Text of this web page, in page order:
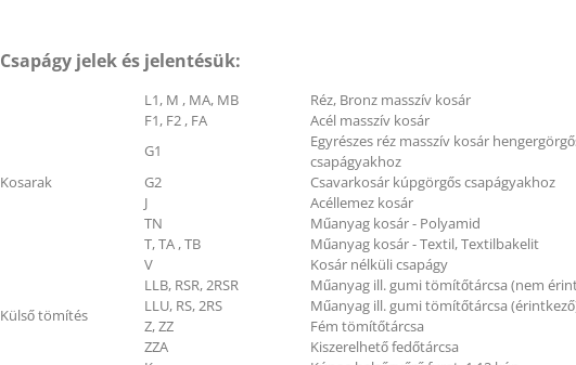
Csapágy jelek és jelentésük:
Kosarak
L1, M , MA, MB
Réz, Bronz masszív kosár
F1, F2 , FA
Acél masszív kosár
G1
Egyrészes réz masszív kosár
csapágyakhoz
G2
Csavarkosár kúpgörgős csapágyakhoz
J
Acéllemez kosár
TN
Műanyag kosár - Polyamid
T, TA , TB
Műanyag kosár - Textil, Textilbakelit
V
Kosár nélküli csapágy
Külső tömítés
LLB, RSR, 2RSR
Műanyag ill. gumi tömítőtárcsa (nem
LLU, RS, 2RS
Műanyag ill. gumi tömítőtárcsa
Z, ZZ
Fém tömítőtárcsa
ZZA
Kiszerelhető fedőtárcsa